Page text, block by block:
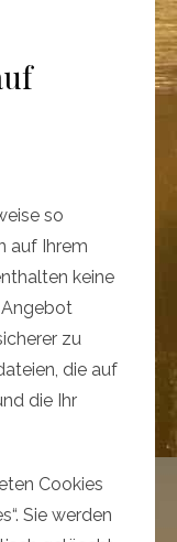
so
auf Ihrem
keine
Angebot
zu
die auf
die Ihr
Cookies
Sie werden